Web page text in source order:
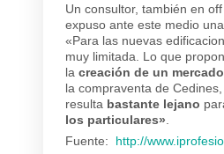
Un consultor, también en off
expuso ante este medio
«Para las nuevas
muy limitada. Lo que
la creación de un
la compraventa de
resulta bastante lejano
los particulares»
Fuente: http://